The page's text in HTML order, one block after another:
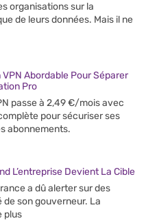
organisations sur la
de leurs données. Mais il ne
Abordable Pour Séparer
Pro
passe à 2,49 €/mois avec
pour sécuriser ses
abonnements.
L’entreprise Devient La Cible
a dû alerter sur des
son gouverneur. La
plus